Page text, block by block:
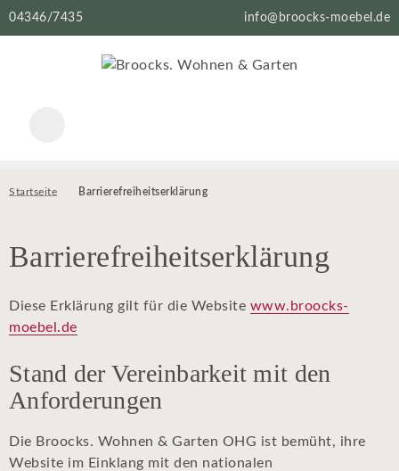
04346/7435 info@broocks-moebel.de
Startseite Barrierefreiheitserklärung
Barrierefreiheitserklärung
Diese Erklärung gilt für die Website www.broocks-
moebel.de
Stand der Vereinbarkeit mit den
Anforderungen
Die Broocks. Wohnen & Garten OHG ist bemüht, ihre
Website im Einklang mit den nationalen